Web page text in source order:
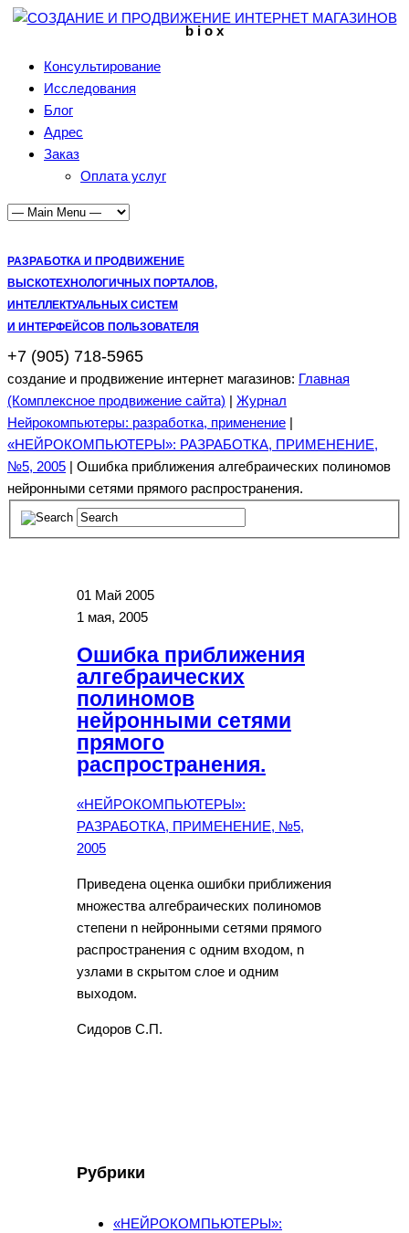
b i o x
Консультирование
Исследования
Блог
Адрес
Заказ
Оплата услуг
РАЗРАБОТКА И ПРОДВИЖЕНИЕ
ВЫСКОТЕХНОЛОГИЧНЫХ ПОРТАЛОВ,
ИНТЕЛЛЕКТУАЛЬНЫХ СИСТЕМ
И ИНТЕРФЕЙСОВ ПОЛЬЗОВАТЕЛЯ
+7 (905) 718-5965
создание и продвижение интернет магазинов: Главная
(Комплексное продвижение сайта) | Журнал
Нейрокомпьютеры: разработка, применение |
«НЕЙРОКОМПЬЮТЕРЫ»: РАЗРАБОТКА, ПРИМЕНЕНИЕ,
№5, 2005 | Ошибка приближения алгебраических полиномов
нейронными сетями прямого распространения.
01 Май 2005
1 мая, 2005
Ошибка приближения
алгебраических
полиномов
нейронными сетями
прямого
распространения.
«НЕЙРОКОМПЬЮТЕРЫ»:
РАЗРАБОТКА, ПРИМЕНЕНИЕ, №5,
2005
Приведена оценка ошибки приближения
множества алгебраических полиномов
степени n нейронными сетями прямого
распространения с одним входом, n
узлами в скрытом слое и одним
выходом.
Сидоров С.П.
Рубрики
«НЕЙРОКОМПЬЮТЕРЫ»: